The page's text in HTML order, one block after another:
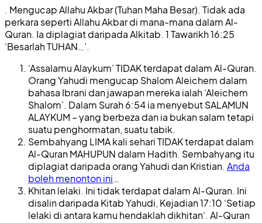
. Mengucap Allahu Akbar (Tuhan Maha Besar). Tidak ada
perkara seperti Allahu Akbar di mana-mana dalam Al-
Quran. Ia diplagiat daripada Alkitab. 1 Tawarikh 16:25
‘Besarlah TUHAN…’.
‘Assalamu Alaykum’ TIDAK terdapat dalam Al-Quran.
Orang Yahudi mengucap Shalom Aleichem dalam
bahasa Ibrani dan jawapan mereka ialah ‘Aleichem
Shalom’. Dalam Surah 6:54 ia menyebut SALAMUN
ALAYKUM – yang berbeza dan ia bukan salam tetapi
suatu penghormatan, suatu tabik.
Sembahyang LIMA kali sehari TIDAK terdapat dalam
Al-Quran MAHUPUN dalam Hadith. Sembahyang itu
diplagiat daripada orang Yahudi dan Kristian. Anda
boleh menonton ini…
Khitan lelaki. Ini tidak terdapat dalam Al-Quran. Ini
disalin daripada Kitab Yahudi, Kejadian 17:10 ‘Setiap
lelaki di antara kamu hendaklah dikhitan‘. Al-Quran